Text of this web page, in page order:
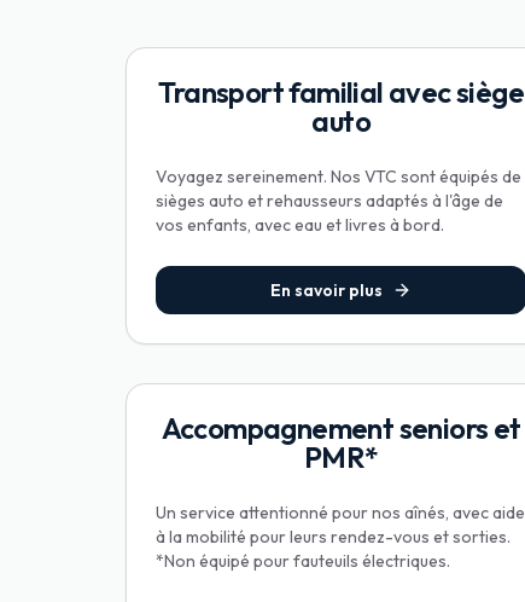
Transport familial avec siège
auto
Voyagez sereinement. Nos VTC sont équipés de
sièges auto et rehausseurs adaptés à l'âge de
vos enfants, avec eau et livres à bord.
En savoir plus
Accompagnement seniors et
PMR*
Un service attentionné pour nos aînés, avec aide
à la mobilité pour leurs rendez-vous et sorties.
*Non équipé pour fauteuils électriques.